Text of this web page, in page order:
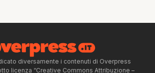
diversamente i contenuti di Overpress
licenza “Creative Commons Attribuzione –